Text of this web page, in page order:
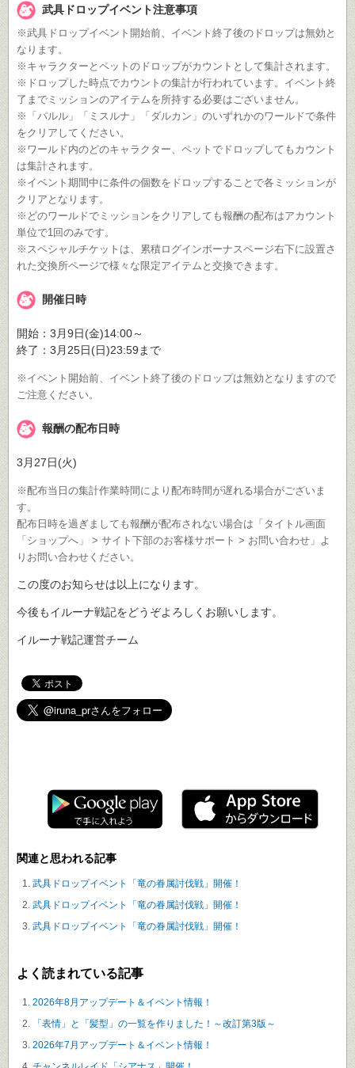
武具ドロップイベント注意事項
※武具ドロップイベント開始前、イベント終了後のドロップは無効と
なります。
※キャラクターとペットのドロップがカウントとして集計されます。
※ドロップした時点でカウントの集計が行われています。イベント終
了までミッションのアイテムを所持する必要はございません。
※「パルル」「ミスルナ」「ダルカン」のいずれかのワールドで条件
をクリアしてください。
※ワールド内のどのキャラクター、ペットでドロップしてもカウント
は集計されます。
※イベント期間中に条件の個数をドロップすることで各ミッションが
クリアとなります。
※どのワールドでミッションをクリアしても報酬の配布はアカウント
単位で1回のみです。
※スペシャルチケットは、累積ログインボーナスページ右下に設置さ
れた交換所ページで様々な限定アイテムと交換できます。
開催日時
開始：3月9日(金)14:00～
終了：3月25日(日)23:59まで
※イベント開始前、イベント終了後のドロップは無効となりますので
ご注意ください。
報酬の配布日時
3月27日(火)
※配布当日の集計作業時間により配布時間が遅れる場合がございま
す。
配布日時を過ぎましても報酬が配布されない場合は「タイトル画面
「ショップへ」 > サイト下部のお客様サポート > お問い合わせ」よ
りお問い合わせください。
この度のお知らせは以上になります。
今後もイルーナ戦記をどうぞよろしくお願いします。
イルーナ戦記運営チーム
関連と思われる記事
武具ドロップイベント「竜の眷属討伐戦」開催！
武具ドロップイベント「竜の眷属討伐戦」開催！
武具ドロップイベント「竜の眷属討伐戦」開催！
よく読まれている記事
2026年8月アップデート＆イベント情報！
「表情」と「髪型」の一覧を作りました！～改訂第3版～
2026年7月アップデート＆イベント情報！